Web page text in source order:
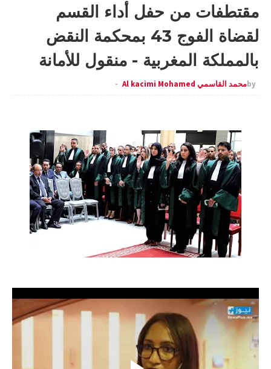
مقتطفات من حفل أداء القسم
لقضاة الفوج 43 بمحكمة النقض
بالمملكة المغربية - منقول للأمانة
byمحمد القاسمي Al kacimi Mohamed